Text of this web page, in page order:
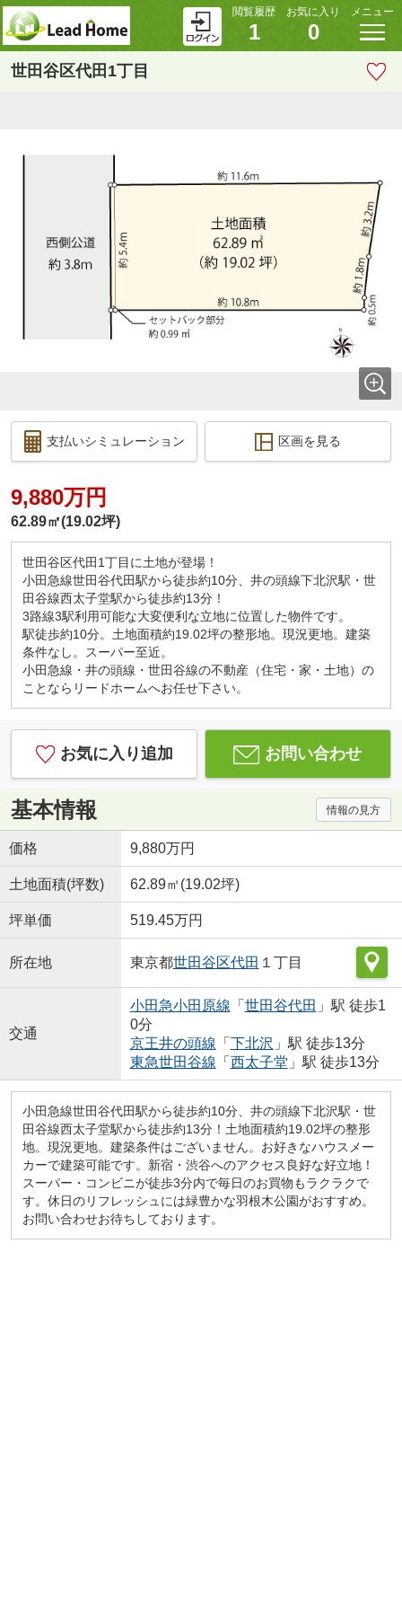
閲覧履歴
1
お気に入り
0
メニュー
世田谷区代田1丁目
支払いシミュレーション 区画を見る
9,880万円
62.89㎡(19.02坪)
世田谷区代田1丁目に土地が登場！
小田急線世田谷代田駅から徒歩約10分、井の頭線下北沢駅・世
田谷線西太子堂駅から徒歩約13分！
3路線3駅利用可能な大変便利な立地に位置した物件です。
駅徒歩約10分。土地面積約19.02坪の整形地。現況更地。建築
条件なし。スーパー至近。
小田急線・井の頭線・世田谷線の不動産（住宅・家・土地）の
ことならリードホームへお任せ下さい。
お気に入り追加 お問い合わせ
基本情報 情報の見方
価格 9,880万円
土地面積(坪数) 62.89㎡(19.02坪)
坪単価 519.45万円
所在地 東京都世田谷区代田 １丁目
交通
小田急小田原線 「 世田谷代田 」駅 徒歩1
0分
京王井の頭線 「 下北沢 」駅 徒歩13分
東急世田谷線 「 西太子堂 」駅 徒歩13分
小田急線世田谷代田駅から徒歩約10分、井の頭線下北沢駅・世
田谷線西太子堂駅から徒歩約13分！土地面積約19.02坪の整形
地。現況更地。建築条件はございません。お好きなハウスメー
カーで建築可能です。新宿・渋谷へのアクセス良好な好立地！
スーパー・コンビニが徒歩3分内で毎日のお買物もラクラクで
す。休日のリフレッシュには緑豊かな羽根木公園がおすすめ。
お問い合わせお待ちしております。